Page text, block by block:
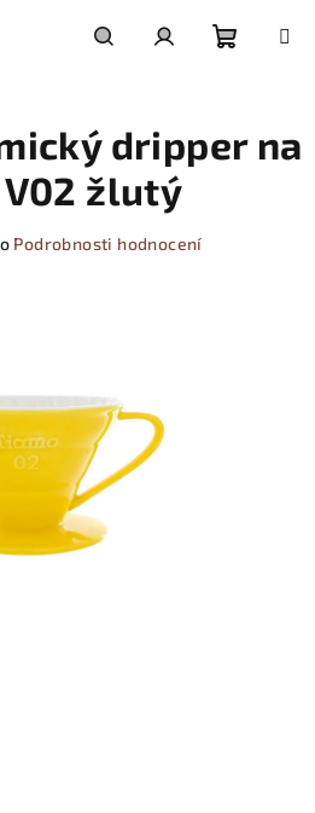
košík
dripper na
žlutý
Podrobnosti hodnocení